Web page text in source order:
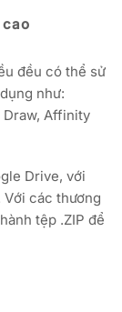
đều có thể sử
như:
Affinity
Drive, với
Với các thương
tệp .ZIP để